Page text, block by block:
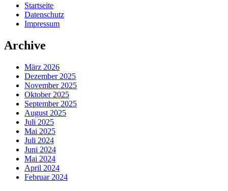
Startseite
Datenschutz
Impressum
Archive
März 2026
Dezember 2025
November 2025
Oktober 2025
September 2025
August 2025
Juli 2025
Mai 2025
Juli 2024
Juni 2024
Mai 2024
April 2024
Februar 2024